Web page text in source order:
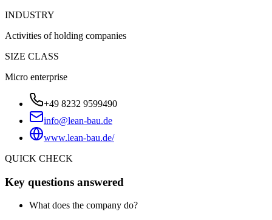
INDUSTRY
Activities of holding companies
SIZE CLASS
Micro enterprise
+49 8232 9599490
info@lean-bau.de
www.lean-bau.de/
QUICK CHECK
Key questions answered
What does the company do?